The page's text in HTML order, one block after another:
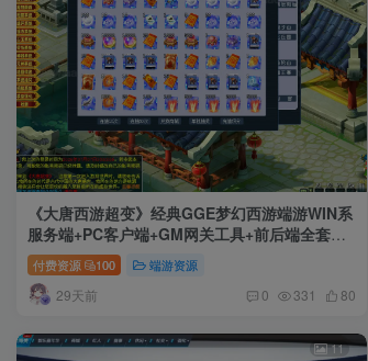
《大唐西游超变》经典GGE梦幻西游端游WIN系
服务端+PC客户端+GM网关工具+前后端全套源
码+详细搭建教程
付费资源 100 端游资源
29天前 0 331 80
11